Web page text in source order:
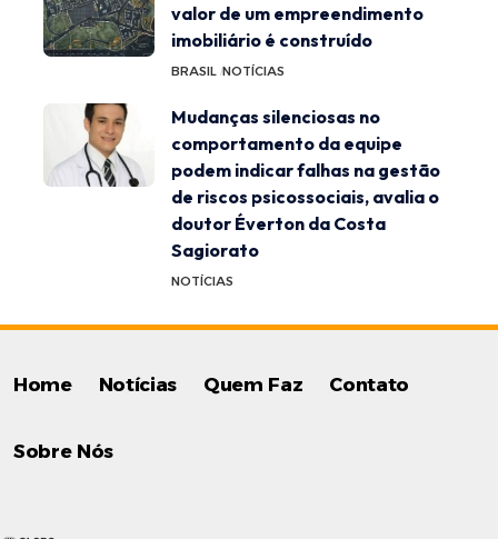
valor de um empreendimento
imobiliário é construído
BRASIL NOTÍCIAS
Mudanças silenciosas no
comportamento da equipe
podem indicar falhas na gestão
de riscos psicossociais, avalia o
doutor Éverton da Costa
Sagiorato
NOTÍCIAS
Home Notícias Quem Faz Contato
Sobre Nós